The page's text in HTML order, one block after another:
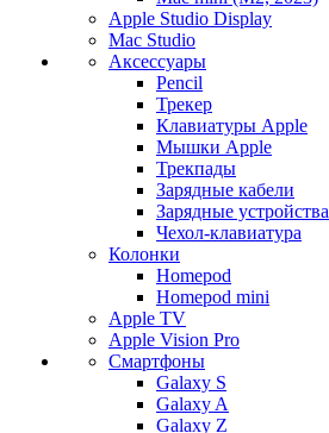
Apple Studio Display
Mac Studio
Аксессуары
Pencil
Трекер
Клавиатуры Apple
Мышки Apple
Трекпады
Зарядные кабели
Зарядные устройства
Чехол-клавиатура
Колонки
Homepod
Homepod mini
Apple TV
Apple Vision Pro
Смартфоны
Galaxy S
Galaxy A
Galaxy Z